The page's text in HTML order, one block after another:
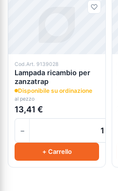
Cod.Art. 9139028
Lampada ricambio per
zanzatrap
Disponibile su ordinazione
al pezzo
13,41 €
−
+ Carrello